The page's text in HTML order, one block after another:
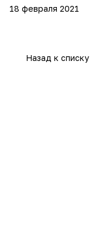
18 февраля 2021
Назад к списку